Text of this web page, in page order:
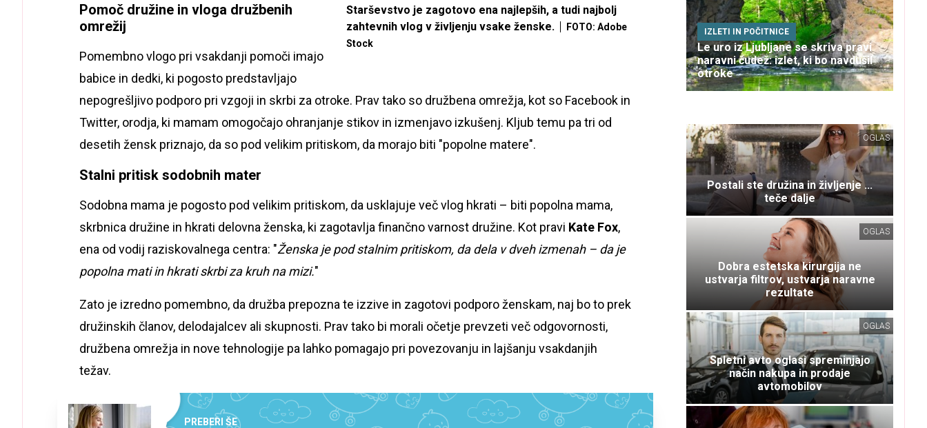
Starševstvo je zagotovo ena najlepših, a tudi najbolj
zahtevnih vlog v življenju vsake ženske.
FOTO: Adobe
Stock
Pomoč družine in vloga družbenih
omrežij
Pomembno vlogo pri vsakdanji pomoči imajo
babice in dedki, ki pogosto predstavljajo
nepogrešljivo podporo pri vzgoji in skrbi za otroke. Prav tako so družbena omrežja, kot so Facebook in
Twitter, orodja, ki mamam omogočajo ohranjanje stikov in izmenjavo izkušenj. Kljub temu pa tri od
desetih žensk priznajo, da so pod velikim pritiskom, da morajo biti "popolne matere".
Stalni pritisk sodobnih mater
Sodobna mama je pogosto pod velikim pritiskom, da usklajuje več vlog hkrati – biti popolna mama,
skrbnica družine in hkrati delovna ženska, ki zagotavlja finančno varnost družine. Kot pravi Kate Fox,
ena od vodij raziskovalnega centra: "Ženska je pod stalnim pritiskom, da dela v dveh izmenah – da je
popolna mati in hkrati skrbi za kruh na mizi."
Zato je izredno pomembno, da družba prepozna te izzive in zagotovi podporo ženskam, naj bo to prek
družinskih članov, delodajalcev ali skupnosti. Prav tako bi morali očetje prevzeti več odgovornosti,
družbena omrežja in nove tehnologije pa lahko pomagajo pri povezovanju in lajšanju vsakdanjih
težav.
PREBERI ŠE
IZLETI IN POČITNICE
Le uro iz Ljubljane se skriva pravi
naravni čudež: izlet, ki bo navdušil
otroke
OGLAS
Postali ste družina in življenje ...
teče dalje
OGLAS
Dobra estetska kirurgija ne
ustvarja filtrov, ustvarja naravne
rezultate
OGLAS
Spletni avto oglasi spreminjajo
način nakupa in prodaje
avtomobilov